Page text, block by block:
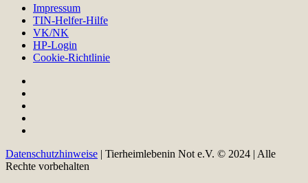
Impressum
TIN-Helfer-Hilfe
VK/NK
HP-Login
Cookie-Richtlinie
Datenschutzhinweise | Tierheimlebenin Not e.V. © 2024 | Alle
Rechte vorbehalten